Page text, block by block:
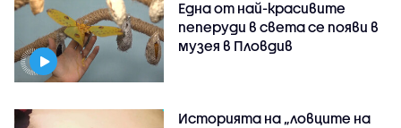
Една от най-красивите
пеперуди в света се появи в
музея в Пловдив
Историята на „ловците на